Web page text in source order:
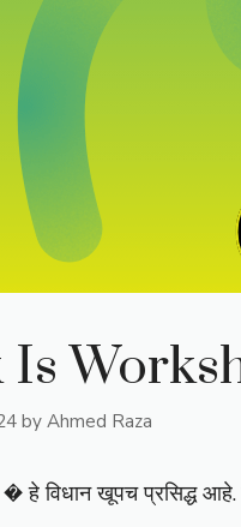
Is
by Ahmed Raza
हे विधान खूपच प्रसिद्ध